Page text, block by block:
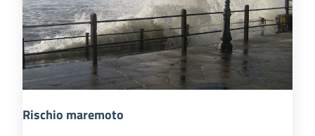
Rischio maremoto